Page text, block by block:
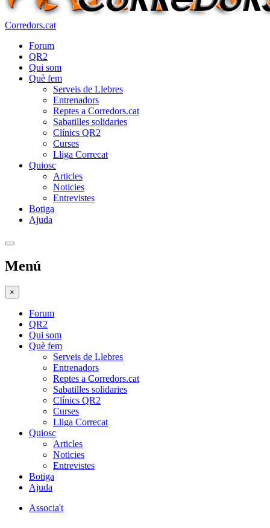
Corredors.cat
Forum
QR2
Qui som
Què fem
Serveis de Llebres
Entrenadors
Reptes a Corredors.cat
Sabatilles solidaries
Clínics QR2
Curses
Lliga Correcat
Quiosc
Articles
Noticies
Entrevistes
Botiga
Ajuda
Menú
×
Forum
QR2
Qui som
Què fem
Serveis de Llebres
Entrenadors
Reptes a Corredors.cat
Sabatilles solidaries
Clínics QR2
Curses
Lliga Correcat
Quiosc
Articles
Noticies
Entrevistes
Botiga
Ajuda
Associa't